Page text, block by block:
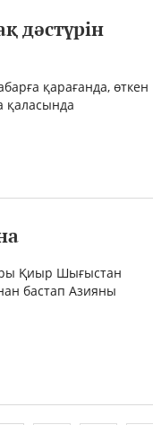
дәстүрін
қарағанда, өткен
қаласында
Қиыр Шығыстан
бастап Азияны